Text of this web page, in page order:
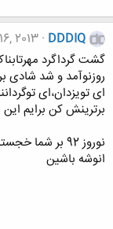
DDDIQ
2013
گشت گرداگرد
روزنوآمد و شد شادی
ای تویزدان،ای
برترینش کن برایم
نوروز 92 بر شما خجسته و پیروز
انوشه باشین